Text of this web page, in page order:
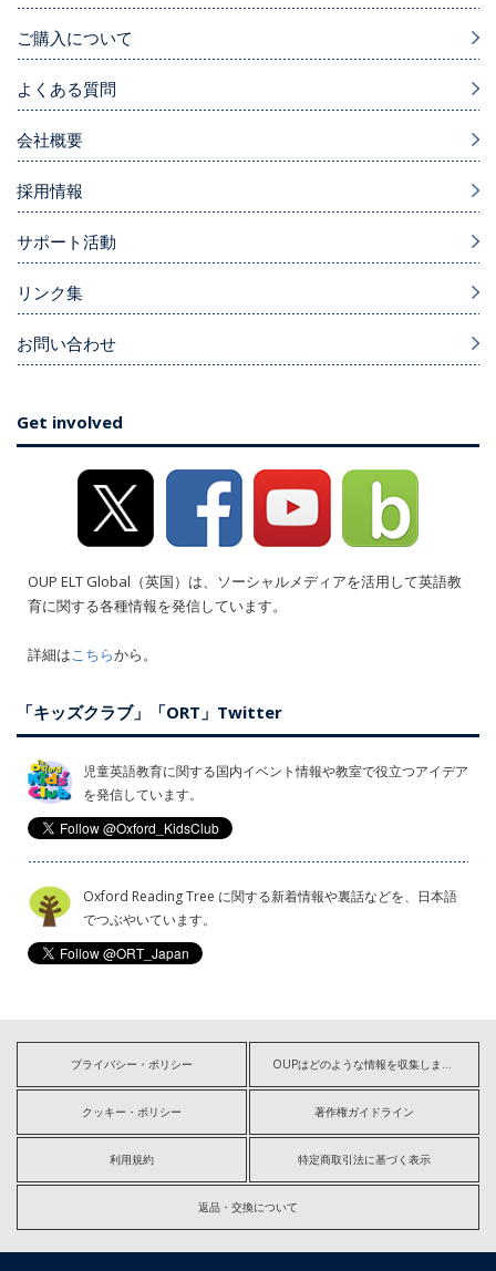
ご購入について
よくある質問
会社概要
採用情報
サポート活動
リンク集
お問い合わせ
Get involved
OUP ELT Global（英国）は、ソーシャルメディアを活用して英語教
育に関する各種情報を発信しています。
詳細は こちらから。
「キッズクラブ」「ORT」Twitter
児童英語教育に関する国内イベント情報や教室で役立つアイデア
を発信しています。
Oxford Reading Tree に関する新着情報や裏話などを、日本語
でつぶやいています。
プライバシー・ポリシー
クッキー・ポリシー 著作権ガイドライン
利用規約 特定商取引法に基づく表示
返品・交換について